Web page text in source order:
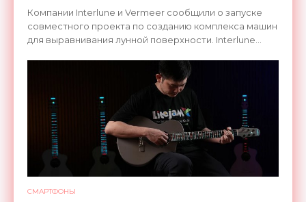
Компании Interlune и Vermeer сообщили о запуске
совместного проекта по созданию комплекса машин
для выравнивания лунной поверхности. Interlune
СМАРТФОНЫ